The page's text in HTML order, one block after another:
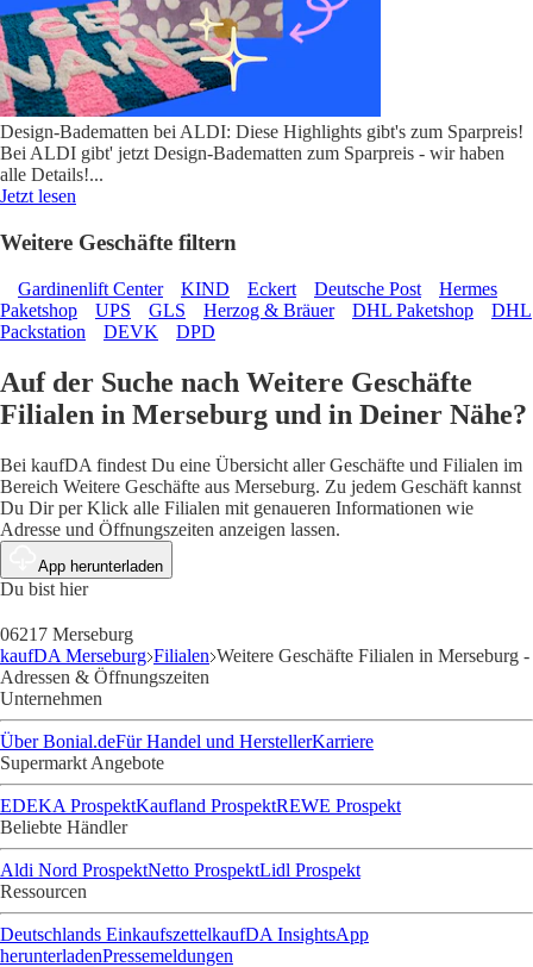
Design-Badematten bei ALDI: Diese Highlights gibt's zum Sparpreis!
Bei ALDI gibt' jetzt Design-Badematten zum Sparpreis - wir haben
alle Details!...
Jetzt lesen
Weitere Geschäfte filtern
Gardinenlift Center KIND Eckert Deutsche Post
Hermes
Paketshop
UPS GLS Herzog & Bräuer DHL Paketshop
DHL
Packstation
DEVK DPD
Auf der Suche nach Weitere Geschäfte
Filialen in Merseburg und in Deiner Nähe?
Bei kaufDA findest Du eine Übersicht aller Geschäfte und Filialen im
Bereich Weitere Geschäfte aus Merseburg. Zu jedem Geschäft kannst
Du Dir per Klick alle Filialen mit genaueren Informationen wie
Adresse und Öffnungszeiten anzeigen lassen.
App herunterladen
Du bist hier
06217 Merseburg
kaufDA Merseburg Filialen Weitere Geschäfte Filialen in Merseburg -
Adressen & Öffnungszeiten
Unternehmen
Über Bonial.deFür Handel und HerstellerKarriere
Supermarkt Angebote
EDEKA ProspektKaufland ProspektREWE Prospekt
Beliebte Händler
Aldi Nord ProspektNetto ProspektLidl Prospekt
Ressourcen
Deutschlands EinkaufszettelkaufDA InsightsApp
herunterladenPressemeldungen